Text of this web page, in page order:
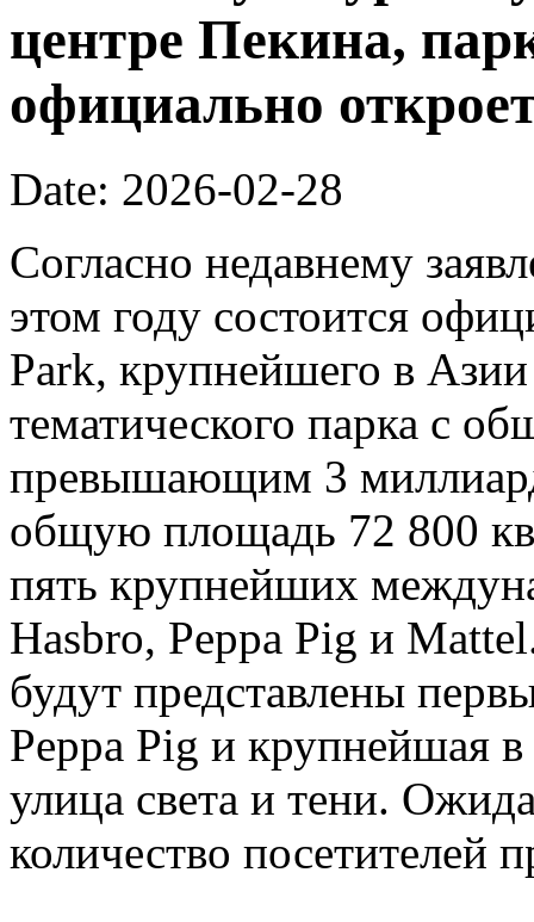
центре Пекина,
официально
Date: 2026-02-28
Согласно недавнему
этом году состоится
Park, крупнейшего в Азии
тематического парка с
превышающим 3
общую площадь 72 800
пять крупнейших
Hasbro, Peppa Pig и
будут представлены
Peppa Pig и крупнейшая
улица света и тени.
количество посетителей